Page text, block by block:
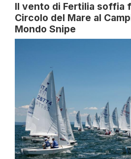
Il vento di Fertilia soffia
Circolo del Mare al
Mondo Snipe